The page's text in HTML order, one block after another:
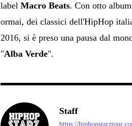
labelMacro Beats. Con otto
ormai, dei classici dell'HipHop
2016, si è preso una pausa dal
"Alba Verde".
Staff
https://